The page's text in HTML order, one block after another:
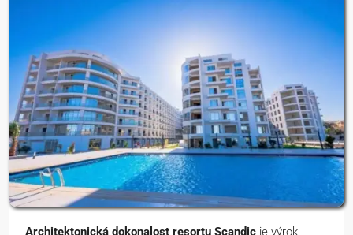
Architektonická dokonalost resortu Scandic je výrok,